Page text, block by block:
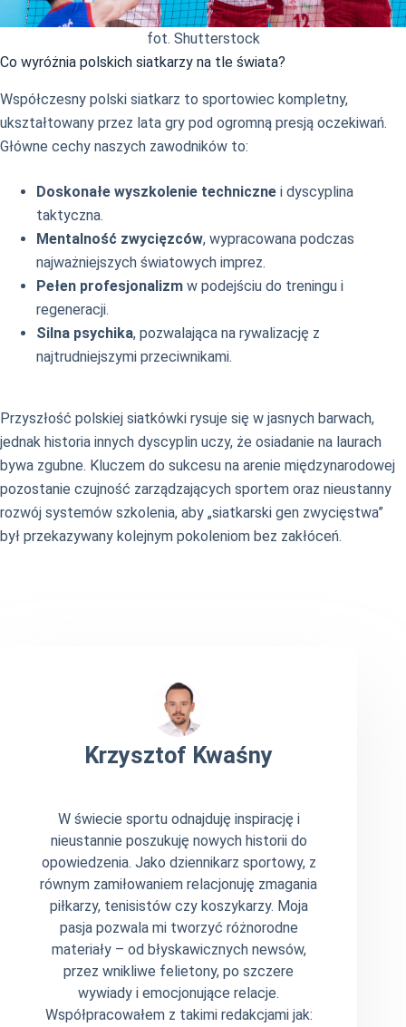
fot. Shutterstock
Co wyróżnia polskich siatkarzy na tle świata?
Współczesny polski siatkarz to sportowiec kompletny,
ukształtowany przez lata gry pod ogromną presją oczekiwań.
Główne cechy naszych zawodników to:
Doskonałe wyszkolenie techniczne i dyscyplina
taktyczna.
Mentalność zwycięzców, wypracowana podczas
najważniejszych światowych imprez.
Pełen profesjonalizm w podejściu do treningu i
regeneracji.
Silna psychika, pozwalająca na rywalizację z
najtrudniejszymi przeciwnikami.
Przyszłość polskiej siatkówki rysuje się w jasnych barwach,
jednak historia innych dyscyplin uczy, że osiadanie na laurach
bywa zgubne. Kluczem do sukcesu na arenie międzynarodowej
pozostanie czujność zarządzających sportem oraz nieustanny
rozwój systemów szkolenia, aby „siatkarski gen zwycięstwa”
był przekazywany kolejnym pokoleniom bez zakłóceń.
Krzysztof Kwaśny
W świecie sportu odnajduję inspirację i
nieustannie poszukuję nowych historii do
opowiedzenia. Jako dziennikarz sportowy, z
równym zamiłowaniem relacjonuję zmagania
piłkarzy, tenisistów czy koszykarzy. Moja
pasja pozwala mi tworzyć różnorodne
materiały – od błyskawicznych newsów,
przez wnikliwe felietony, po szczere
wywiady i emocjonujące relacje.
Współpracowałem z takimi redakcjami jak: